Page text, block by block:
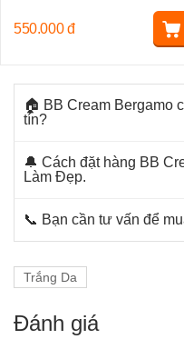
🏠 BB Cream Bergamo
tín?
🔔 Cách đặt hàng BB
Làm Đẹp.
📞 Bạn cần tư vấn để
550.000 đ
Trắng Da
Đánh giá